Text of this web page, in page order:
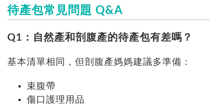
待產包常見問題 Q&A
Q1：自然產和剖腹產的待產包有差嗎？
基本清單相同，但剖腹產媽媽建議多準備：
束腹帶
傷口護理用品